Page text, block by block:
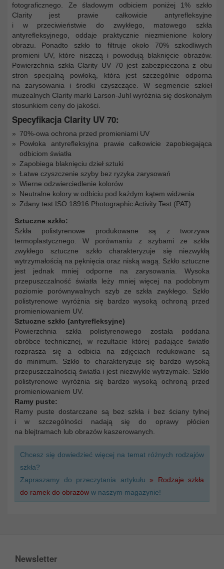
fotograficznego. Ze śladowym odbiciem poniżej 1% szkło
Clarity jest prawie całkowicie antyrefleksyjne
i w przeciwieństwie do zwykłego, matowego szkła
antyrefleksyjnego, oddaje praktycznie niezmienione kolory
obrazu. Ponadto szkło to filtruje około 70% szkodliwych
promieni UV, które niszczą i powodują blaknięcie obrazów.
Powierzchnia szkła Clarity UV 70 jest zabezpieczona z obu
stron specjalną powłoką, która jest szczególnie odporna
na zarysowania i środki czyszczące. W segmencie szkieł
muzealnych Clarity marki Larson-Juhl wyróżnia się doskonałym
stosunkiem ceny do jakości.
Specyfikacja Clarity UV 70:
70%-owa ochrona przed promieniami UV
Powłoka antyrefleksyjna prawie całkowicie zapobiegająca
odbiciom światła
Zapobiega blaknięciu dzieł sztuki
Łatwe czyszczenie szyby bez ryzyka zarysowań
Wierne odzwierciedlenie kolorów
Neutralne kolory w odbiciu pod każdym kątem widzenia
Zdany test ISO 18916 Photographic Activity Test (PAT)
Sztuczne szkło:
Szkła polistyrenowe produkowane są z tworzywa
termoplastycznego. W porównaniu z szybami ze szkła
zwykłego sztuczne szkło charakteryzuje się niezwykłą
wytrzymałością na pęknięcia oraz niską wagą. Szkło sztuczne
jest jednak mniej odporne na zarysowania. Wysoka
przepuszczalność światła leży mniej więcej na podobnym
poziomie porównywalnych szyb ze szkła zwykłego. Szkło
polistyrenowe wyróżnia się bardzo wysoką ochroną przed
promieniowaniem UV.
Sztuczne szkło (antyrefleksyjne)
Powierzchnia szkła polistyrenowego została poddana
obróbce technicznej, w rezultacie której padające światło
rozprasza się a odbicia na zdjęciach redukowane są
do minimum. Szkło to charakteryzuje się bardzo wysoką
przepuszczalnością światła i jest niezwykle wytrzymałe. Szkło
polistyrenowe wyróżnia się bardzo wysoką ochroną przed
promieniowaniem UV.
Ramy puste:
Ramy puste dostarczane są bez szkła i bez ściany tylnej
i w szczególności nadają się do oprawy płócien
na blejtramach lub obrazów kaszerowanych.
Chcesz się dowiedzieć więcej na temat różnych rodzajów
szkła?
Zapraszamy do przeczytania artykułu » Rodzaje szkła
do ramek do obrazów w naszym magazynie!
Newsletter